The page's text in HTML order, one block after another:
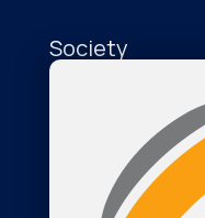
Society
The Journal